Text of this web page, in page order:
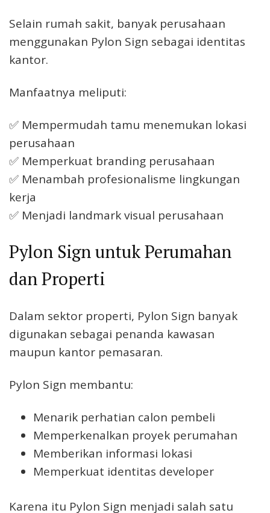
Selain rumah sakit, banyak perusahaan
menggunakan Pylon Sign sebagai identitas
kantor.
Manfaatnya meliputi:
✅ Mempermudah tamu menemukan lokasi
perusahaan
✅ Memperkuat branding perusahaan
✅ Menambah profesionalisme lingkungan
kerja
✅ Menjadi landmark visual perusahaan
Pylon Sign untuk Perumahan
dan Properti
Dalam sektor properti, Pylon Sign banyak
digunakan sebagai penanda kawasan
maupun kantor pemasaran.
Pylon Sign membantu:
Menarik perhatian calon pembeli
Memperkenalkan proyek perumahan
Memberikan informasi lokasi
Memperkuat identitas developer
Karena itu Pylon Sign menjadi salah satu